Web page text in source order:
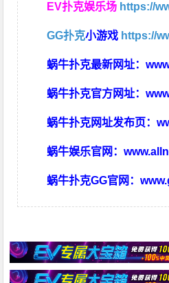
EV扑克娱乐场 https://
GG扑克小游戏 https://
蜗牛扑克最新网址：
蜗牛扑克官方网址：
蜗牛扑克网址发布页：
蜗牛娱乐官网：
蜗牛扑克GG官网：